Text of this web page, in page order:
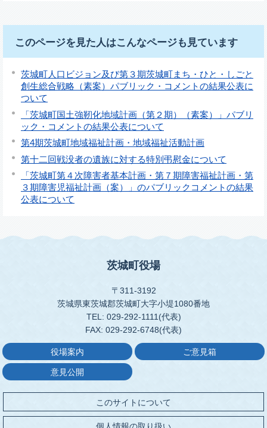
このページを見た人はこんなページも見ています
茨城町人口ビジョン及び第３期茨城町まち・ひと・しごと
創生総合戦略（素案）パブリック・コメントの結果公表に
ついて
「茨城町国土強靭化地域計画（第２期）（素案）」パブリ
ック・コメントの結果公表について
第4期茨城町地域福祉計画・地域福祉活動計画
第十二回戦没者の遺族に対する特別弔慰金について
「茨城町第４次障害者基本計画・第７期障害福祉計画・第
３期障害児福祉計画（案）」のパブリックコメントの結果
公表について
茨城町役場
〒311-3192
茨城県東茨城郡茨城町大字小堤1080番地
TEL: 029-292-1111(代表)
FAX: 029-292-6748(代表)
役場案内 ご意見箱
意見公開
このサイトについて